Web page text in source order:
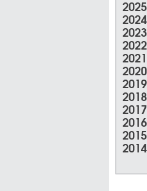
2025
2024
2023
2022
2021
2020
2019
2018
2017
2016
2015
2014